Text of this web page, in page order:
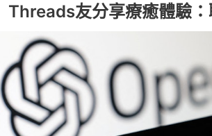
Threads友分享療癒體驗